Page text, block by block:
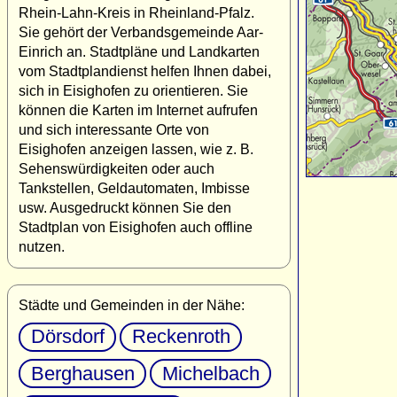
Rhein-Lahn-Kreis in Rheinland-Pfalz.
Sie gehört der Verbandsgemeinde Aar-
Einrich an. Stadtpläne und Landkarten
vom Stadtplandienst helfen Ihnen dabei,
sich in Eisighofen zu orientieren. Sie
können die Karten im Internet aufrufen
und sich interessante Orte von
Eisighofen anzeigen lassen, wie z. B.
Sehenswürdigkeiten oder auch
Tankstellen, Geldautomaten, Imbisse
usw. Ausgedruckt können Sie den
Stadtplan von Eisighofen auch offline
nutzen.
Städte und Gemeinden in der Nähe:
Dörsdorf
Reckenroth
Berghausen
Michelbach